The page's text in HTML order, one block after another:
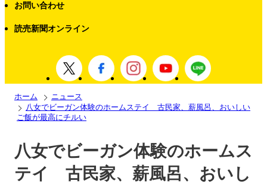
お問い合わせ
読売新聞オンライン
ホーム
ニュース
八女でビーガン体験のホームステイ 古民家、薪風呂、おいしい
ご飯が最高にチルい
八女でビーガン体験のホームス
テイ 古民家、薪風呂、おいし